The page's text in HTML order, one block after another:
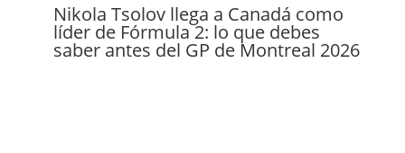
Nikola Tsolov llega a Canadá como
líder de Fórmula 2: lo que debes
saber antes del GP de Montreal 2026